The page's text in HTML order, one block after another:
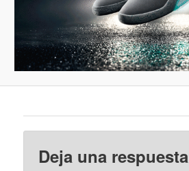
Deja una respuesta